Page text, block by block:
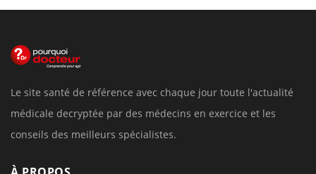
Le site santé de référence avec chaque jour toute l'actualité
médicale decryptée par des médecins en exercice et les
conseils des meilleurs spécialistes.